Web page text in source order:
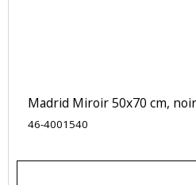
Madrid Miroir 50x70 cm,
46-4001540